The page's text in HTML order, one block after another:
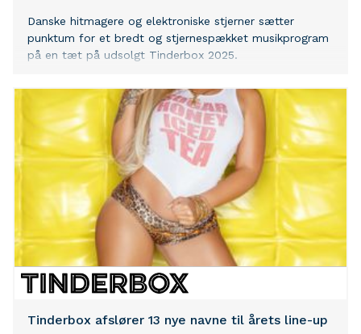
Danske hitmagere og elektroniske stjerner sætter
punktum for et bredt og stjernespækket musikprogram
på en tæt på udsolgt Tinderbox 2025.
Tinderbox afslører 13 nye navne til årets line-up